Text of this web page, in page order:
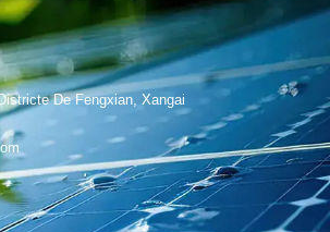
De Fengxian, Xangai